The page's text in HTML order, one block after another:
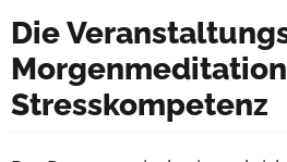
Die
Stresskompetenz